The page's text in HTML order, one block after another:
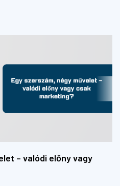
– valódi előny vagy